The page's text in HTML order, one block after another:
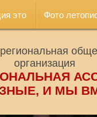
это Фото
организация
И МЫ